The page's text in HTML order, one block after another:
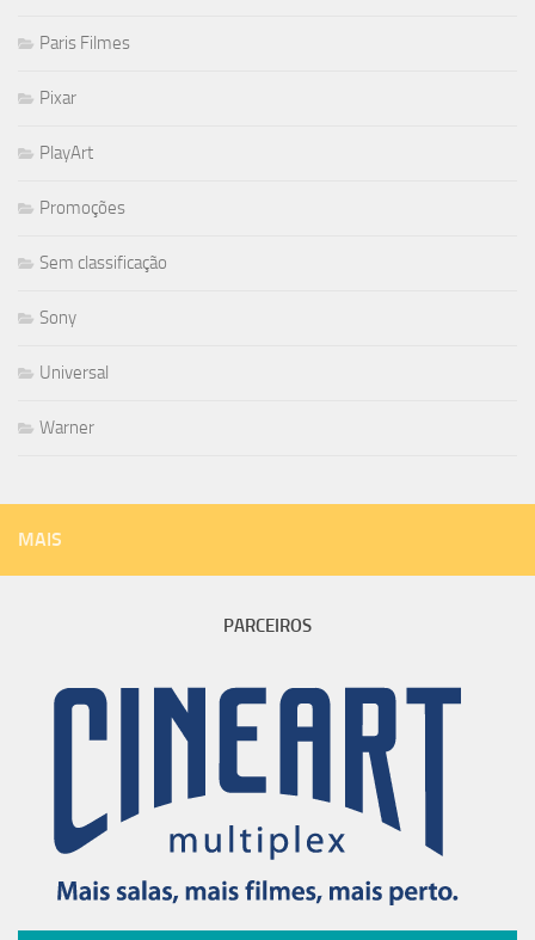
Paris Filmes
Pixar
PlayArt
Promoções
Sem classificação
Sony
Universal
Warner
MAIS
PARCEIROS